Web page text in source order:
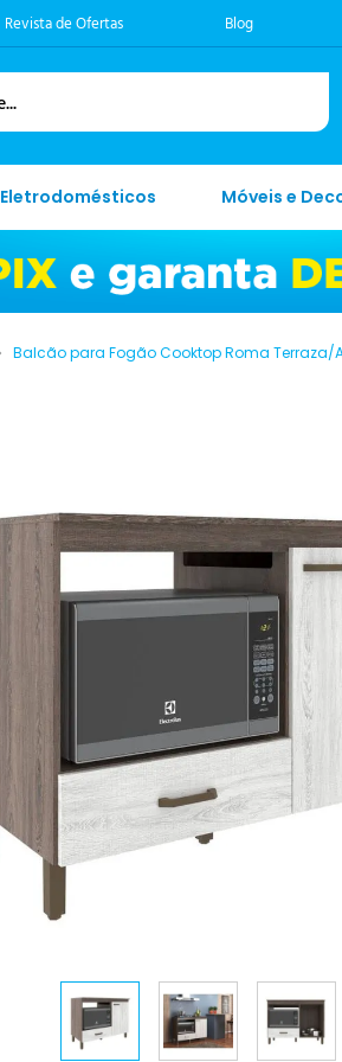
Revista de Ofertas Blog
Eletrodomésticos Móveis e
Balcão para Fogão Cooktop Roma Terraza/